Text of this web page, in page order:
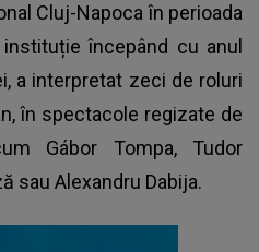
Cluj-Napoca în perioada
începând cu anul
a interpretat zeci de roluri
în spectacole regizate de
Gábor Tompa, Tudor
sau Alexandru Dabija.